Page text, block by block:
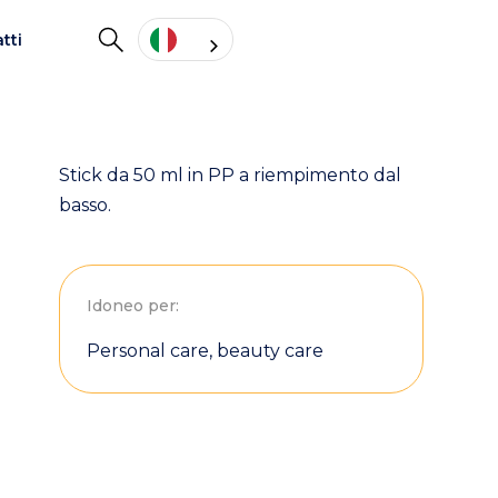
Stick da 50 ml in PP a riempimento dal
basso.
Idoneo per:
Personal care, beauty care